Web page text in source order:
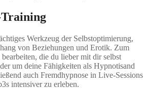
Training
Werkzeug der Selbstoptimierung,
von Beziehungen und Erotik. Zum
die du lieber mit dir selbst
um deine Fähigkeiten als Hypnotisand
auch Fremdhypnose in Live-Sessions
intensiver zu erleben.